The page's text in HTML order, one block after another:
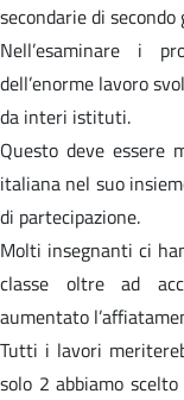
secondarie di secondo
Nell’esaminare i
dell’enorme lavoro
da interi istituti.
Questo deve essere
italiana nel suo
di partecipazione.
Molti insegnanti ci
classe oltre ad
aumentato
Tutti i lavori
solo 2 abbiamo